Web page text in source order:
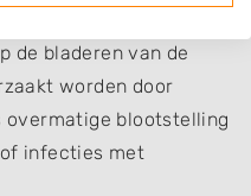
de bladeren van de
worden door
blootstelling
infecties met